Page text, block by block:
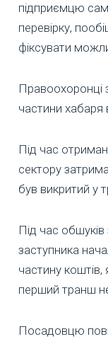
підприємцю
перевірку,
фіксувати
Правоохоронці
частини хабаря
Під час
сектору
був викритий у
Під час
заступника
частину коштів,
перший транш
Посадовцю